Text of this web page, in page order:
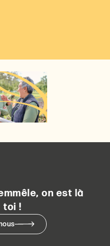
on est là
toi !